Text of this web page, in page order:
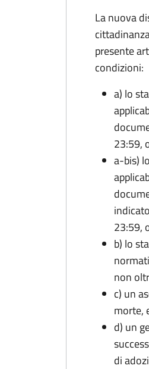
La nuova
presente
condizioni:
a) lo
23:59,
a-bis)
23:59,
b) lo
non
c) un
morte,
d) un
di